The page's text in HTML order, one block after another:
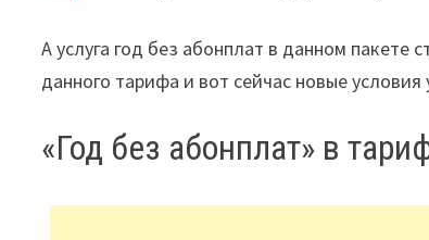
А услуга год без абонплат в данном пакете
данного тарифа и вот сейчас новые условия
«Год без абонплат» в